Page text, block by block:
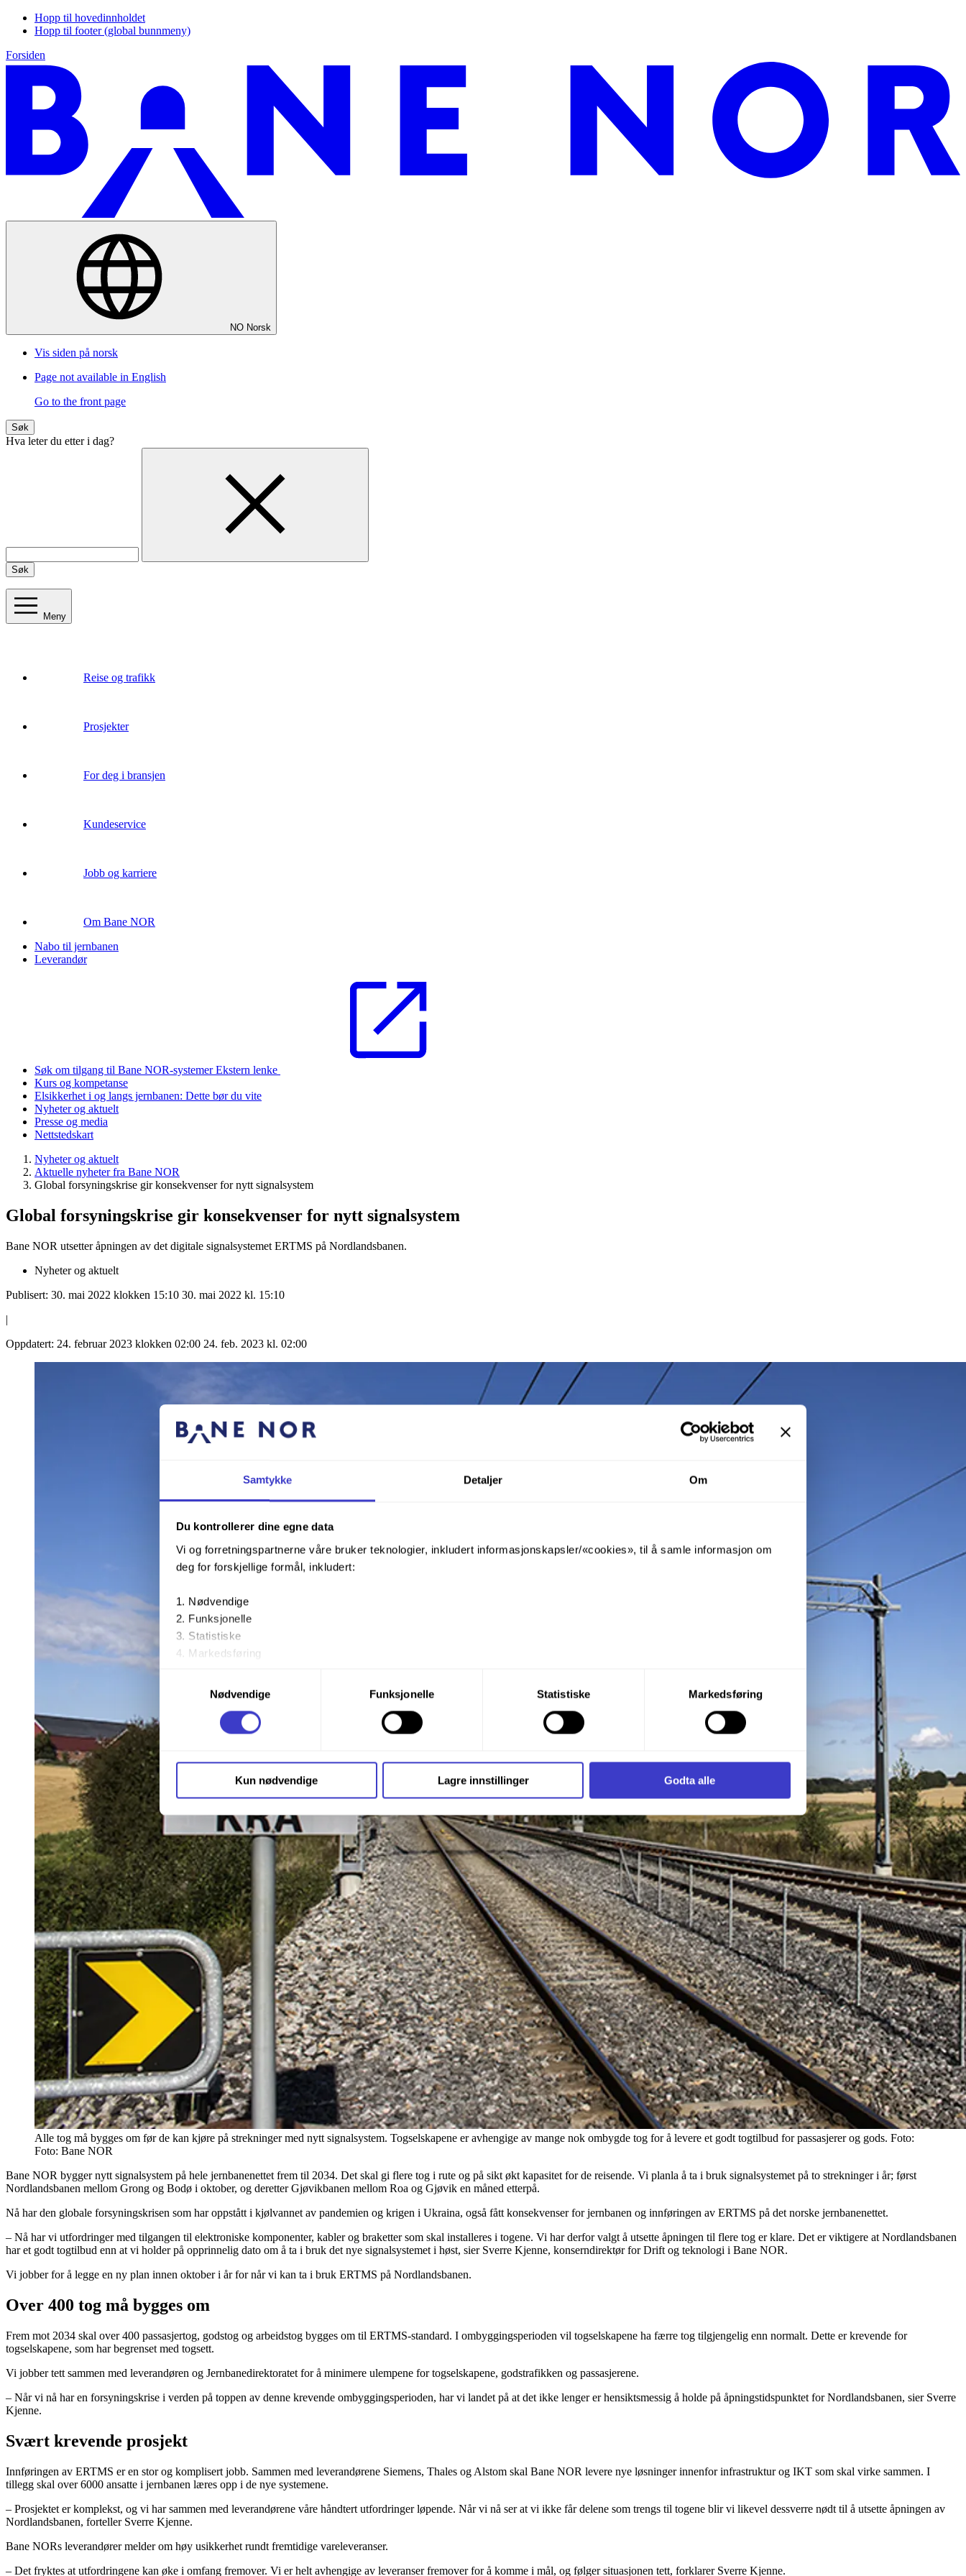
Samtykke Detaljer Om
Du kontrollerer dine egne data
Vi og forretningspartnerne våre bruker teknologier, inkludert informasjonskapsler/«cookies», til å samle informasjon om
deg for forskjellige formål, inkludert:
Nødvendige
Funksjonelle
Statistiske
Markedsføring
Ved å trykke «Godta alle» gir du din tillatelse til alle disse formålene. Du kan også velge formålet du vil samtykke til ved å
trykke på avmerkingsboksen under formålet, og deretter trykke «Lagre innstillingene».
Du kan lese mer om hvordan vi bruker informasjonskapsler og annen teknologi, og hvordan vi samler inn og behandler
personopplysninger på vår side
Informasjonskapsler (Cookies)
Nødvendige
Funksjonelle Statistiske Markedsføring
Kun nødvendige Lagre innstillinger Godta alle
Hopp til hovedinnholdet
Hopp til footer (global bunnmeny)
Forsiden
NO Norsk
Vis siden på norsk
Page not available in English
Go to the front page
Søk
Hva leter du etter i dag?
Søk
Meny
Reise og trafikk
Prosjekter
For deg i bransjen
Kundeservice
Jobb og karriere
Om Bane NOR
Nabo til jernbanen
Leverandør
Søk om tilgang til Bane NOR-systemerEkstern lenke
Kurs og kompetanse
Elsikkerhet i og langs jernbanen: Dette bør du vite
Nyheter og aktuelt
Presse og media
Nettstedskart
Nyheter og aktuelt
Aktuelle nyheter fra Bane NOR
Global forsyningskrise gir konsekvenser for nytt signalsystem
Global forsyningskrise gir konsekvenser for nytt signalsystem
Bane NOR utsetter åpningen av det digitale signalsystemet ERTMS på Nordlandsbanen.
Nyheter og aktuelt
Publisert: 30. mai 2022 klokken 15:10 30. mai 2022 kl. 15:10
|
Oppdatert: 24. februar 2023 klokken 02:00 24. feb. 2023 kl. 02:00
Alle tog må bygges om før de kan kjøre på strekninger med nytt signalsystem. Togselskapene er avhengige av mange nok ombygde tog for å levere et godt togtilbud for passasjerer og gods. Foto:
Foto: Bane NOR
Bane NOR bygger nytt signalsystem på hele jernbanenettet frem til 2034. Det skal gi flere tog i rute og på sikt økt kapasitet for de reisende. Vi planla å ta i bruk signalsystemet på to strekninger i år; først
Nordlandsbanen mellom Grong og Bodø i oktober, og deretter Gjøvikbanen mellom Roa og Gjøvik en måned etterpå.
Nå har den globale forsyningskrisen som har oppstått i kjølvannet av pandemien og krigen i Ukraina, også fått konsekvenser for jernbanen og innføringen av ERTMS på det norske jernbanenettet.
– Nå har vi utfordringer med tilgangen til elektroniske komponenter, kabler og braketter som skal installeres i togene. Vi har derfor valgt å utsette åpningen til flere tog er klare. Det er viktigere at Nordlandsbanen
har et godt togtilbud enn at vi holder på opprinnelig dato om å ta i bruk det nye signalsystemet i høst, sier Sverre Kjenne, konserndirektør for Drift og teknologi i Bane NOR.
Vi jobber for å legge en ny plan innen oktober i år for når vi kan ta i bruk ERTMS på Nordlandsbanen.
Over 400 tog må bygges om
Frem mot 2034 skal over 400 passasjertog, godstog og arbeidstog bygges om til ERTMS-standard. I ombyggingsperioden vil togselskapene ha færre tog tilgjengelig enn normalt. Dette er krevende for
togselskapene, som har begrenset med togsett.
Vi jobber tett sammen med leverandøren og Jernbanedirektoratet for å minimere ulempene for togselskapene, godstrafikken og passasjerene.
– Når vi nå har en forsyningskrise i verden på toppen av denne krevende ombyggingsperioden, har vi landet på at det ikke lenger er hensiktsmessig å holde på åpningstidspunktet for Nordlandsbanen, sier Sverre
Kjenne.
Svært krevende prosjekt
Innføringen av ERTMS er en stor og komplisert jobb. Sammen med leverandørene Siemens, Thales og Alstom skal Bane NOR levere nye løsninger innenfor infrastruktur og IKT som skal virke sammen. I
tillegg skal over 6000 ansatte i jernbanen læres opp i de nye systemene.
– Prosjektet er komplekst, og vi har sammen med leverandørene våre håndtert utfordringer løpende. Når vi nå ser at vi ikke får delene som trengs til togene blir vi likevel dessverre nødt til å utsette åpningen av
Nordlandsbanen, forteller Sverre Kjenne.
Bane NORs leverandører melder om høy usikkerhet rundt fremtidige vareleveranser.
– Det fryktes at utfordringene kan øke i omfang fremover. Vi er helt avhengige av leveranser fremover for å komme i mål, og følger situasjonen tett, forklarer Sverre Kjenne.